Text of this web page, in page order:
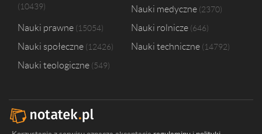
10439 Nauki medyczne 2370
Nauki prawne 15054 Nauki rolnicze 646
Nauki społeczne 12426 Nauki techniczne 14792
Nauki teologiczne 549